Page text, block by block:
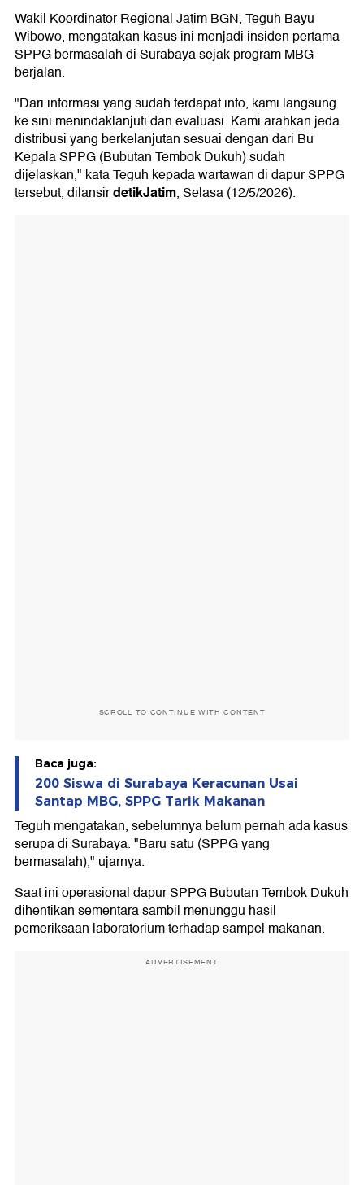
Wakil Koordinator Regional Jatim BGN, Teguh Bayu
Wibowo, mengatakan kasus ini menjadi insiden pertama
SPPG bermasalah di Surabaya sejak program MBG
berjalan.
"Dari informasi yang sudah terdapat info, kami langsung
ke sini menindaklanjuti dan evaluasi. Kami arahkan jeda
distribusi yang berkelanjutan sesuai dengan dari Bu
Kepala SPPG (Bubutan Tembok Dukuh) sudah
dijelaskan," kata Teguh kepada wartawan di dapur SPPG
tersebut, dilansirdetikJatim, Selasa (12/5/2026).
SCROLL TO CONTINUE WITH CONTENT
Baca juga:
200 Siswa di Surabaya Keracunan Usai
Santap MBG, SPPG Tarik Makanan
Teguh mengatakan, sebelumnya belum pernah ada kasus
serupa di Surabaya. "Baru satu (SPPG yang
bermasalah)," ujarnya.
Saat ini operasional dapur SPPG Bubutan Tembok Dukuh
dihentikan sementara sambil menunggu hasil
pemeriksaan laboratorium terhadap sampel makanan.
ADVERTISEMENT